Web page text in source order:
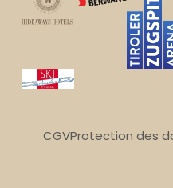
CGVProtection des